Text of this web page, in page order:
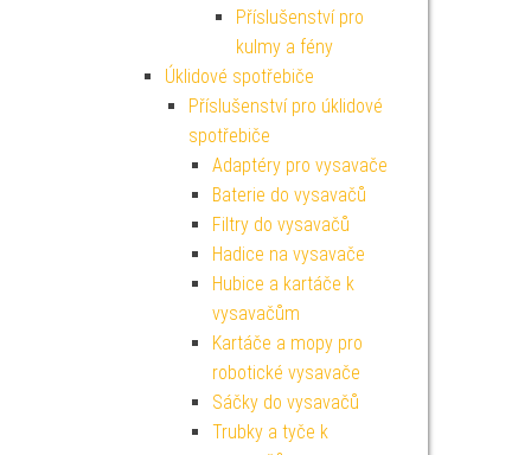
Příslušenství pro
kulmy a fény
Úklidové spotřebiče
Příslušenství pro úklidové
spotřebiče
Adaptéry pro vysavače
Baterie do vysavačů
Filtry do vysavačů
Hadice na vysavače
Hubice a kartáče k
vysavačům
Kartáče a mopy pro
robotické vysavače
Sáčky do vysavačů
Trubky a tyče k